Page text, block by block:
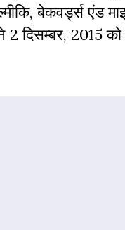
बेकवर्ड्स एंड
2015 को